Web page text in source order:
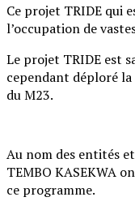
Ce projet TRIDE qui
l’occupation de
Le projet TRIDE est
cependant déploré
du M23.
Au nom des entités
TEMBO KASEKWA
ce programme.